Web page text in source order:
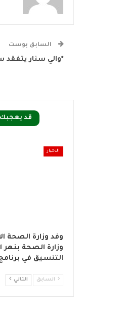
السابق بوست
*والي سنار يتفقد
قد
الاخبار
وفد وزارة الصحة
وزارة الصحة بنهر
التنسيق في
السابق التالي